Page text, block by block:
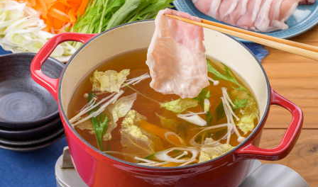
酢 調味酢
お酢ドリンク ぽん酢
みりん風・料理酒 鍋用調味料
つゆ たれ
キャンペーン情報
ブランド・スペシャルサイト
ブランド・スペシャルサイト トップ
商品ブランドサイト
Fibee（ファイビー）
くらしプラ酢
企業情報
国内事業概要